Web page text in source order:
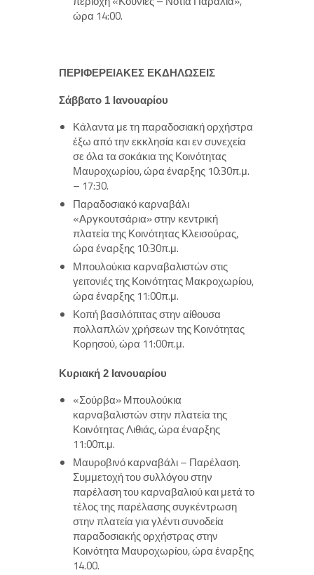
ώρα 14:00.
ΠΕΡΙΦΕΡΕΙΑΚΕΣ ΕΚΔΗΛΩΣΕΙΣ
Σάββατο 1 Ιανουαρίου
Κάλαντα με τη παραδοσιακή ορχήστρα
έξω από την εκκλησία και εν συνεχεία
σε όλα τα σοκάκια της Κοινότητας
Μαυροχωρίου, ώρα έναρξης 10:30π.μ.
– 17:30.
Παραδοσιακό καρναβάλι
«Αργκουτσάρια» στην κεντρική
πλατεία της Κοινότητας Κλεισούρας,
ώρα έναρξης 10:30π.μ.
Μπουλούκια καρναβαλιστών στις
γειτονιές της Κοινότητας Μακροχωρίου,
ώρα έναρξης 11:00π.μ.
Κοπή βασιλόπιτας στην αίθουσα
πολλαπλών χρήσεων της Κοινότητας
Κορησού, ώρα 11:00π.μ.
Κυριακή 2 Ιανουαρίου
«Σούρβα» Μπουλούκια
καρναβαλιστών στην πλατεία της
Κοινότητας Λιθιάς, ώρα έναρξης
11:00π.μ.
Μαυροβινό καρναβάλι – Παρέλαση.
Συμμετοχή του συλλόγου στην
παρέλαση του καρναβαλιού και μετά το
τέλος της παρέλασης συγκέντρωση
στην πλατεία για γλέντι συνοδεία
παραδοσιακής ορχήστρας στην
Κοινότητα Μαυροχωρίου, ώρα έναρξης
14.00.